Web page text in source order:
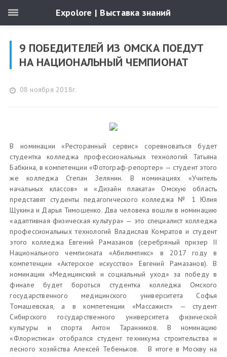
9 ПОБЕДИТЕЛЕЙ ИЗ ОМСКА ПОЕДУТ
НА НАЦИОНАЛЬНЫЙ ЧЕМПИОНАТ
08 ноября 2018г.
В номинации «Ресторанный сервис» соревноваться будет
студентка колледжа профессиональных технологий Татьяна
Бабкина, в компетенции «Фотограф-репортер» — студент этого
же колледжа Степан Зелянин. В номинациях «Учитель
начальных классов» и «Дизайн плаката» Омскую область
представят студенты педагогического колледжа № 1 Юлия
Щукина и Дарья Тимошенко. Два человека вошли в номинацию
«адаптивная физическая культура» — это специалист колледжа
профессиональных технологий Владислав Комратов и студент
этого колледжа Евгений Рамазанов (серебряный призер II
Национального чемпионата «Абилимпикс» в 2017 году в
компетенции «Актерское искусство» Евгений Рамазанов). В
номинации «Медицинский и социальный уход» за победу в
финале будет бороться студентка колледжа Омского
государственного медицинского университета Софья
Томашевская, а в компетенции «Массажист» — студент
Сибирского государственного университета физической
культуры и спорта Антон Таранников. В номинацию
«Флористика» отобрался студент техникума строительства и
лесного хозяйства Алексей Тебеньков. В итоге в Москву на
Expolore | Выставка знаний